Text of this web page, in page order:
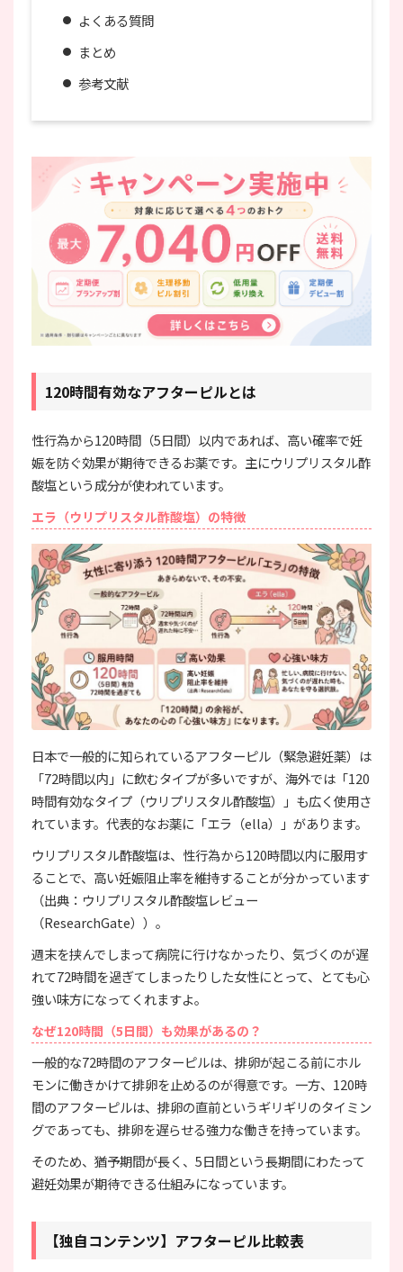
よくある質問
まとめ
参考文献
120時間有効なアフターピルとは
性行為から120時間（5日間）以内であれば、高い確率で妊
娠を防ぐ効果が期待できるお薬です。主にウリプリスタル酢
酸塩という成分が使われています。
エラ（ウリプリスタル酢酸塩）の特徴
日本で一般的に知られているアフターピル（緊急避妊薬）は
「72時間以内」に飲むタイプが多いですが、海外では「120
時間有効なタイプ（ウリプリスタル酢酸塩）」も広く使用さ
れています。代表的なお薬に「エラ（ella）」があります。
ウリプリスタル酢酸塩は、性行為から120時間以内に服用す
ることで、高い妊娠阻止率を維持することが分かっています
（出典：ウリプリスタル酢酸塩レビュー
（ResearchGate））。
週末を挟んでしまって病院に行けなかったり、気づくのが遅
れて72時間を過ぎてしまったりした女性にとって、とても心
強い味方になってくれますよ。
なぜ120時間（5日間）も効果があるの？
一般的な72時間のアフターピルは、排卵が起こる前にホル
モンに働きかけて排卵を止めるのが得意です。一方、120時
間のアフターピルは、排卵の直前というギリギリのタイミン
グであっても、排卵を遅らせる強力な働きを持っています。
そのため、猶予期間が長く、5日間という長期間にわたって
避妊効果が期待できる仕組みになっています。
【独自コンテンツ】アフターピル比較表